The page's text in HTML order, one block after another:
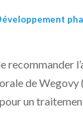
recommander
de
un